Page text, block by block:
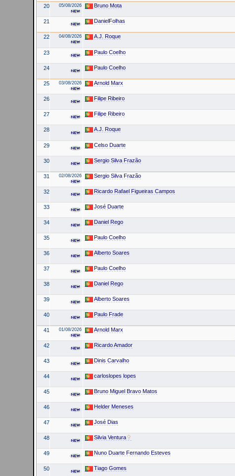
20 05/08/2026 Bruno Mota
21 DanielFolhas
22 04/08/2026 A.J. Roque
23 Paulo Coelho
24 Paulo Coelho
25 03/08/2026 Arnold Marx
26 Filipe Ribeiro
27 Filipe Ribeiro
28 A.J. Roque
29 Celso Duarte
30 Sergio Silva Frazão
31 02/08/2026 Sergio Silva Frazão
32 Ricardo Rafael Figueiras Campos
33 José Duarte
34 Daniel Rego
35 Paulo Coelho
36 Alberto Soares
37 Paulo Coelho
38 Daniel Rego
39 Alberto Soares
40 Paulo Frade
41 01/08/2026 Arnold Marx
42 Ricardo Amador
43 Dinis Carvalho
44 carloslopes lopes
45 Bruno Miguel Bravo Matos
46 Helder Meneses
47 José Dias
48 Silvia Ventura
49 Nuno Duarte Fernando Esteves
50 Tiago Gomes